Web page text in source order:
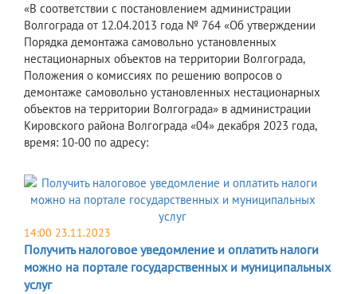
«В соответствии с постановлением администрации
Волгограда от 12.04.2013 года № 764 «Об утверждении
Порядка демонтажа самовольно установленных
нестационарных объектов на территории Волгограда,
Положения о комиссиях по решению вопросов о
демонтаже самовольно установленных нестационарных
объектов на территории Волгограда» в администрации
Кировского района Волгограда «04» декабря 2023 года,
время: 10-00 по адресу:
14:00 23.11.2023
Получить налоговое уведомление и оплатить налоги
можно на портале государственных и муниципальных
услуг